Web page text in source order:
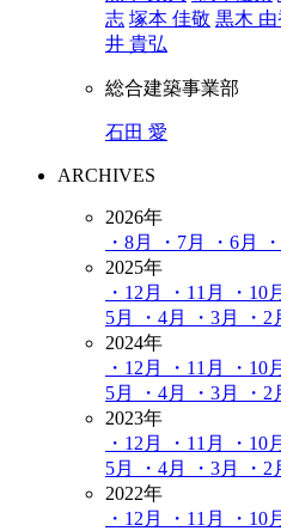
志 塚本 佳敬 黒木 由
井 貴弘
総合建築事業部
石田 愛
ARCHIVES
2026年
・8月
・7月 ・6月
2025年
・12月
・11月 ・10月
5月
・4月 ・3月 ・2
2024年
・12月
・11月 ・10月
5月
・4月 ・3月 ・2
2023年
・12月
・11月 ・10月
5月
・4月 ・3月 ・2
2022年
・12月
・11月 ・10月